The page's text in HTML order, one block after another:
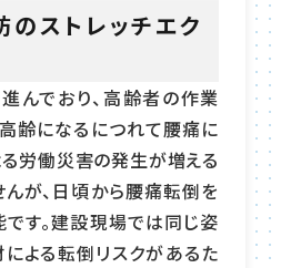
ストレッチエク
んでおり、高齢者の作業
齢になるにつれて腰痛に
労働災害の発生が増える
が、日頃から腰痛転倒を
す。建設現場では同じ姿
よる転倒リスクがあるた